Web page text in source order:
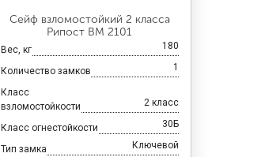
Сейф взломостойкий 2 класса
Рипост ВМ 2101
Вес, кг 180
Количество замков 1
Класс
взломостойкости
2 класс
Класс огнестойкости 30Б
Тип замка Ключевой